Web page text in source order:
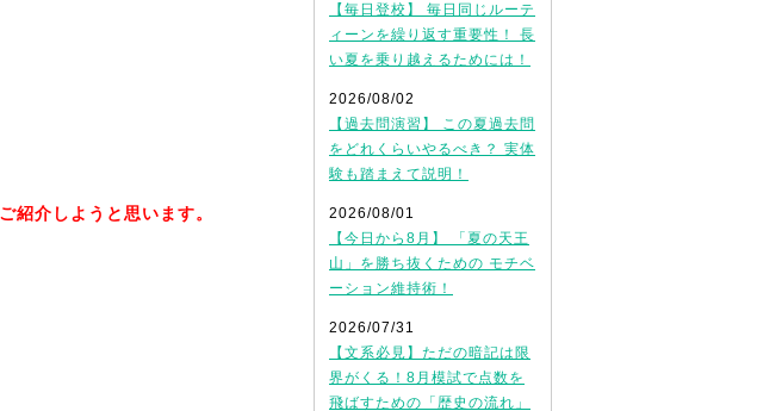
紹介しようと思います。
【毎日登校】 毎日同じルーテ
ィーンを繰り返す重要性！ 長
い夏を乗り越えるためには！
2026/08/02
【過去問演習】 この夏過去問
をどれくらいやるべき？ 実体
験も踏まえて説明！
2026/08/01
【今日から8月】 「夏の天王
山」を勝ち抜くための モチベ
ーション維持術！
2026/07/31
【文系必見】ただの暗記は限
界がくる！8月模試で点数を
飛ばすための「歴史の流れ」